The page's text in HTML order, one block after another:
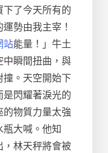
了今天所有的
勢由我主宰！
站能量！」牛土
中瞬間扭曲，與
。天空開始下
閃耀著淚光的
物質力量太強
大喊。他知
林天秤將會被